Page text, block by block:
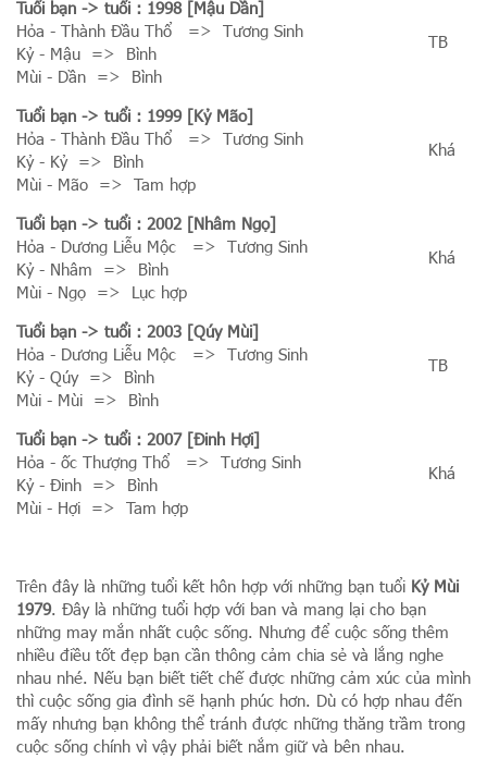
Tuổi bạn -> tuổi : 1998 [Mậu Dần]
Hỏa - Thành Đầu Thổ => Tương Sinh
Kỷ - Mậu => Bình
Mùi - Dần => Bình
TB
Tuổi bạn -> tuổi : 1999 [Kỷ Mão]
Hỏa - Thành Đầu Thổ => Tương Sinh
Kỷ - Kỷ => Bình
Mùi - Mão => Tam hợp
Khá
Tuổi bạn -> tuổi : 2002 [Nhâm Ngọ]
Hỏa - Dương Liễu Mộc => Tương Sinh
Kỷ - Nhâm => Bình
Mùi - Ngọ => Lục hợp
Khá
Tuổi bạn -> tuổi : 2003 [Qúy Mùi]
Hỏa - Dương Liễu Mộc => Tương Sinh
Kỷ - Qúy => Bình
Mùi - Mùi => Bình
TB
Tuổi bạn -> tuổi : 2007 [Đinh Hợi]
Hỏa - ốc Thượng Thổ => Tương Sinh
Kỷ - Đinh => Bình
Mùi - Hợi => Tam hợp
Khá
Trên đây là những tuổi kết hôn hợp với những bạn tuổi Kỷ Mùi
1979. Đây là những tuổi hợp với ban và mang lại cho bạn
những may mắn nhất cuộc sống. Nhưng để cuộc sống thêm
nhiều điều tốt đẹp bạn cần thông cảm chia sẻ và lắng nghe
nhau nhé. Nếu bạn biết tiết chế được những cảm xúc của mình
thì cuộc sống gia đình sẽ hạnh phúc hơn. Dù có hợp nhau đến
mấy nhưng bạn không thể tránh được những thăng trầm trong
cuộc sống chính vì vậy phải biết nắm giữ và bên nhau.